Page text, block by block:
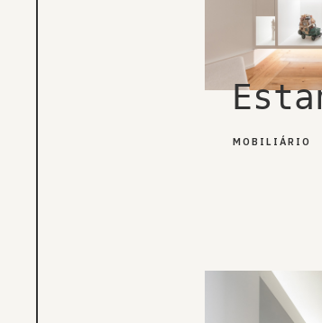
MOBILIÁRIO